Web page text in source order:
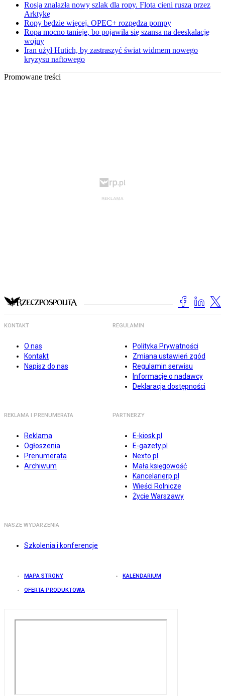
Rosja znalazła nowy szlak dla ropy. Flota cieni rusza przez
Arktykę
Ropy będzie więcej. OPEC+ rozpędza pompy
Ropa mocno tanieje, bo pojawiła się szansa na deeskalację
wojny
Iran użył Hutich, by zastraszyć świat widmem nowego
kryzysu naftowego
Promowane treści
KONTAKT
O nas
Kontakt
Napisz do nas
REGULAMIN
Polityka Prywatności
Zmiana ustawień zgód
Regulamin serwisu
Informacje o nadawcy
Deklaracja dostępności
REKLAMA I PRENUMERATA
Reklama
Ogłoszenia
Prenumerata
Archiwum
PARTNERZY
E-kiosk.pl
E-gazety.pl
Nexto.pl
Mała księgowość
Kancelarierp.pl
Wieści Rolnicze
Życie Warszawy
NASZE WYDARZENIA
Szkolenia i konferencje
MAPA STRONY KALENDARIUM
OFERTA PRODUKTOWA